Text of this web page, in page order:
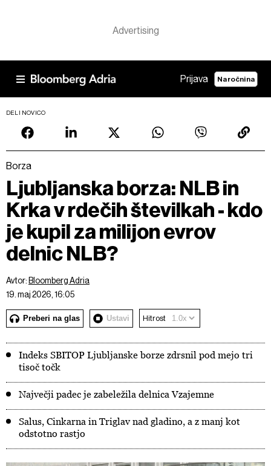
Prijava Naročnina
DELI NOVICO
Borza
Ljubljanska borza: NLB in
Krka v rdečih številkah - kdo
je kupil za milijon evrov
delnic NLB?
Avtor: Bloomberg Adria
19. maj 2026, 16:05
Preberi na glas Ustavi Hitrost
Indeks SBITOP Ljubljanske borze zdrsnil pod mejo tri
tisoč točk
Največji padec je zabeležila delnica Vzajemne
Salus, Cinkarna in Triglav nad gladino, a z manj kot
odstotno rastjo